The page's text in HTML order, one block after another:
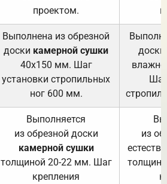
проектом.
Выполнена из обрезной
доски камерной сушки
40х150 мм. Шаг
установки стропильных
ног 600 мм.
доски
Выполняется
из обрезной доски
камерной сушки
толщиной 20-22 мм. Шаг
крепления
из